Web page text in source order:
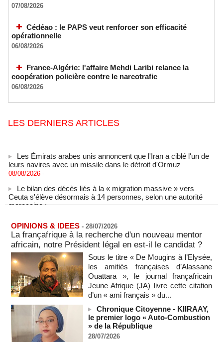
07/08/2026
Cédéao : le PAPS veut renforcer son efficacité
opérationnelle
06/08/2026
France-Algérie: l'affaire Mehdi Laribi relance la
coopération policière contre le narcotrafic
06/08/2026
LES DERNIERS ARTICLES
Les Émirats arabes unis annoncent que l'Iran a ciblé l'un de
leurs navires avec un missile dans le détroit d'Ormuz
08/08/2026 -
Ceuta s'élève désormais à 14 personnes, selon une autorité
marocaine :
Sénégal - Une revue de presse du 8 août 2026 (Par IA)
08/08/2026 -MOMO ALADJI
SENEGAL - Les Unes de la presse quotidienne du 8/9 août
2026
08/08/2026 -MOMO ALADJI
A Ceuta, les enfants migrants risquent d'être victimes de
maltraitance et d'exploitation, avertissent des ONG
07/08/2026 -
Les Bourses mondiales touchent des sommets après
l'emploi américain
07/08/2026 -
OPINIONS & IDEES - 28/07/2026
La françafrique à la recherche d'un nouveau mentor
africain, notre Président légal en est-il le candidat ?
Sous le titre « De Mougins à l’Elysée,
les amitiés françaises d’Alassane
Ouattara », le journal françafricain
Jeune Afrique (JA) livre cette citation
d’un « ami français » du...
Chronique Citoyenne - KIIRAAY,
le premier logo « Auto-Combustion
» de la République
28/07/2026